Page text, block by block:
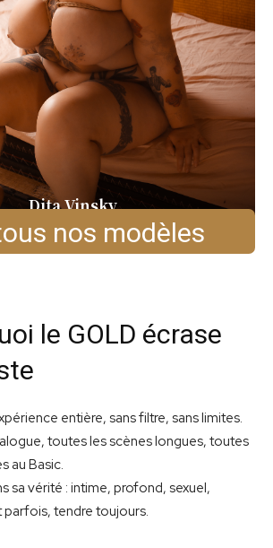
Dita Vinsky
nos modèles
le GOLD écrase
entière, sans filtre, sans limites.
toutes les scènes longues, toutes
au Basic.
sa vérité : intime, profond, sexuel,
tendre toujours.